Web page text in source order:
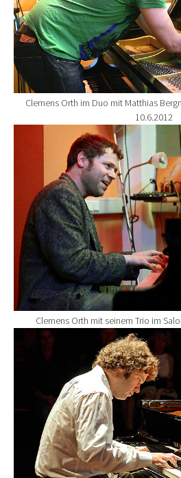
Clemens Orth im Duo mit Matthias
10.6.2012
Show larger version for:
Clemens Orth mit seinem Trio im
Show larger version for: